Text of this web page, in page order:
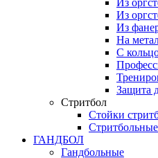
Из
Из
Из
На
С
Защита
Стритбол
Стойки
ГАНДБОЛ
Гандбольные